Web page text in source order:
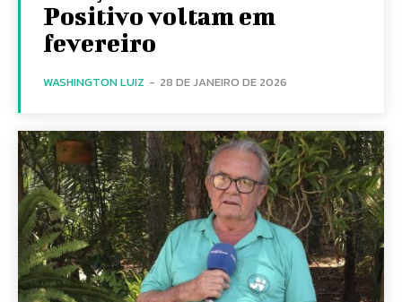
Positivo voltam em
fevereiro
WASHINGTON LUIZ - 28 DE JANEIRO DE 2026